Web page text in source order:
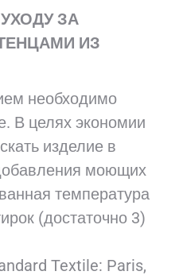
ЗА
ИЗ
необходимо
В целях экономии
изделие в
моющих
температура
(достаточно 3)
Textile: Paris,